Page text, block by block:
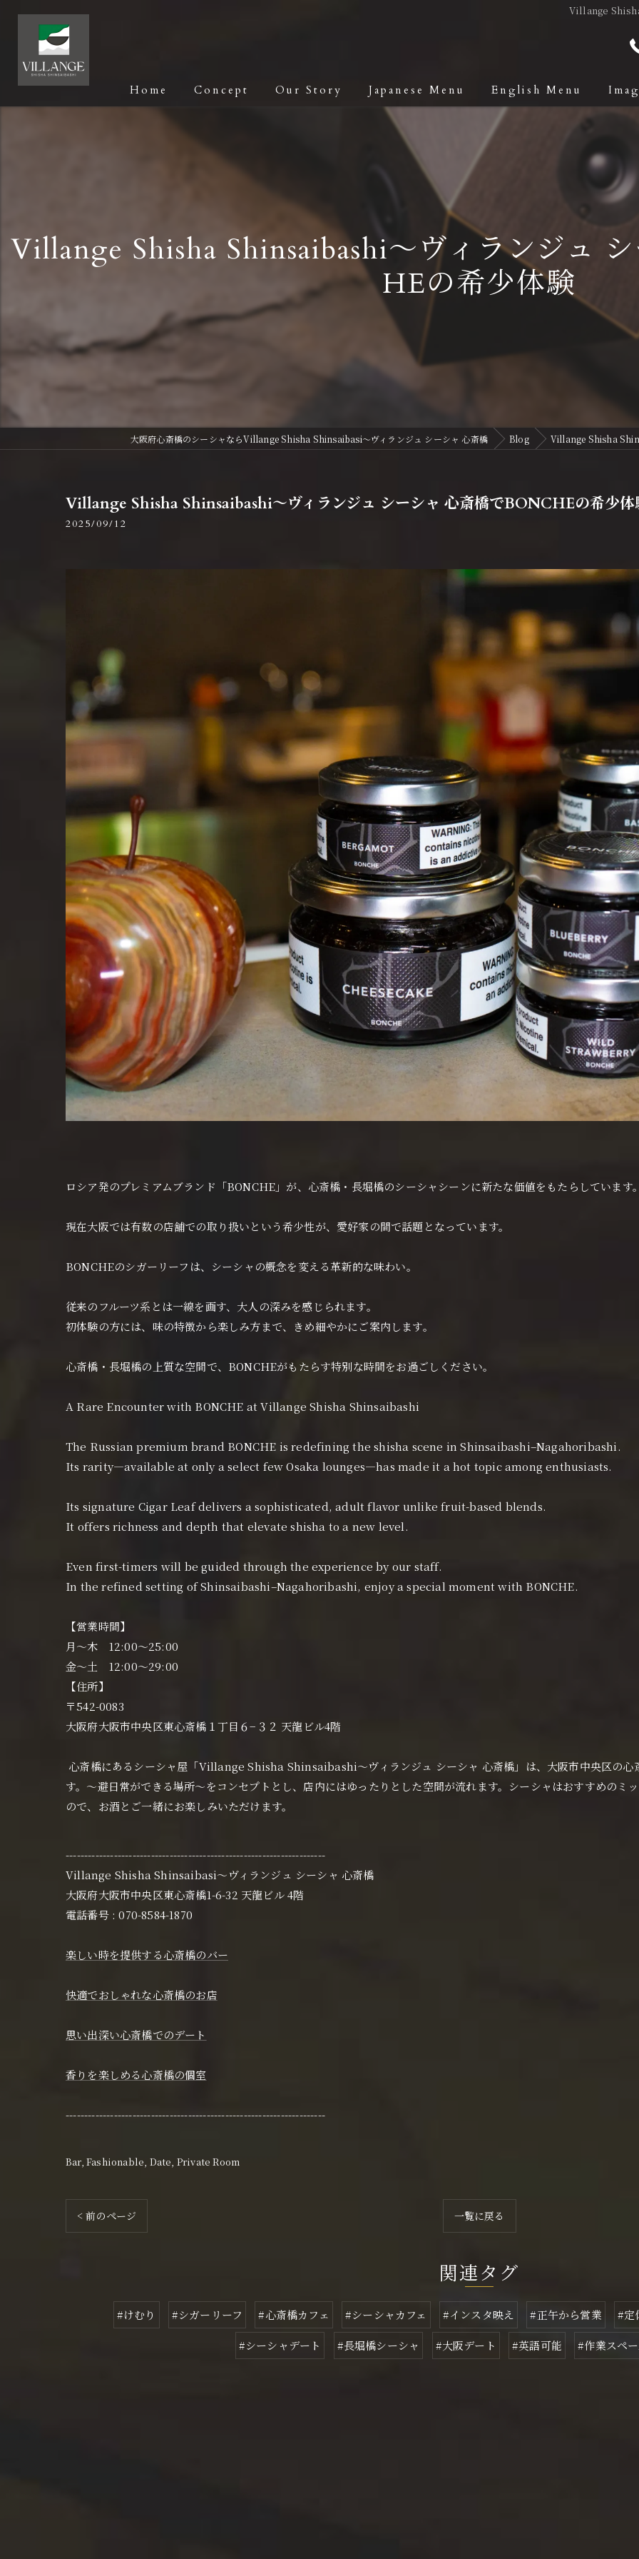
Villange
Home Concept Our Story Japanese Menu English Menu
Villange Shisha Shinsaibashi〜ヴィランジュ
HEの希少体験
大阪府心斎橋のシーシャならVillange Shisha Shinsaibasi〜ヴィランジュ シーシャ 心斎橋 Blog Villange Shisha
Villange Shisha Shinsaibashi〜ヴィランジュ シーシャ 心斎橋でBONCHEの希少体
2025/09/12
ロシア発のプレミアムブランド「BONCHE」が、心斎橋・長堀橋のシーシャシーンに新たな価値をもたらしています
現在大阪では有数の店舗での取り扱いという希少性が、愛好家の間で話題となっています。
BONCHEのシガーリーフは、シーシャの概念を変える革新的な味わい。
従来のフルーツ系とは一線を画す、大人の深みを感じられます。
初体験の方には、味の特徴から楽しみ方まで、きめ細やかにご案内します。
心斎橋・長堀橋の上質な空間で、BONCHEがもたらす特別な時間をお過ごしください。
A Rare Encounter with BONCHE at Villange Shisha Shinsaibashi
The Russian premium brand BONCHE is redefining the shisha scene in Shinsaibashi–Nagahoribashi.
Its rarity—available at only a select few Osaka lounges—has made it a hot topic among enthusiasts.
Its signature Cigar Leaf delivers a sophisticated, adult flavor unlike fruit-based blends.
It offers richness and depth that elevate shisha to a new level.
Even first-timers will be guided through the experience by our staff.
In the refined setting of Shinsaibashi–Nagahoribashi, enjoy a special moment with BONCHE.
【営業時間】
月〜木 12:00〜25:00
金〜土 12:00〜29:00
【住所】
〒542-0083
大阪府大阪市中央区東心斎橋１丁目６−３２ 天龍ビル4階
心斎橋にあるシーシャ屋「Villange Shisha Shinsaibashi〜ヴィランジュ シーシャ 心斎橋」は、大阪市中央区の心
す。〜避日常ができる場所〜をコンセプトとし、店内にはゆったりとした空間が流れます。シーシャはおすすめのミ
ので、お酒とご一緒にお楽しみいただけます。
----------------------------------------------------------------------
Villange Shisha Shinsaibasi〜ヴィランジュ シーシャ 心斎橋
大阪府大阪市中央区東心斎橋1-6-32 天龍ビル 4階
電話番号 : 070-8584-1870
楽しい時を提供する心斎橋のバー
快適でおしゃれな心斎橋のお店
思い出深い心斎橋でのデート
香りを楽しめる心斎橋の個室
----------------------------------------------------------------------
Bar Fashionable Date Private Room
< 前のページ 一覧に戻る
関連タグ
#けむり #シガーリーフ #心斎橋カフェ #シーシャカフェ #インスタ映え #正午から営業 #定
#シーシャデート #長堀橋シーシャ #大阪デート #英語可能 #作業スペ